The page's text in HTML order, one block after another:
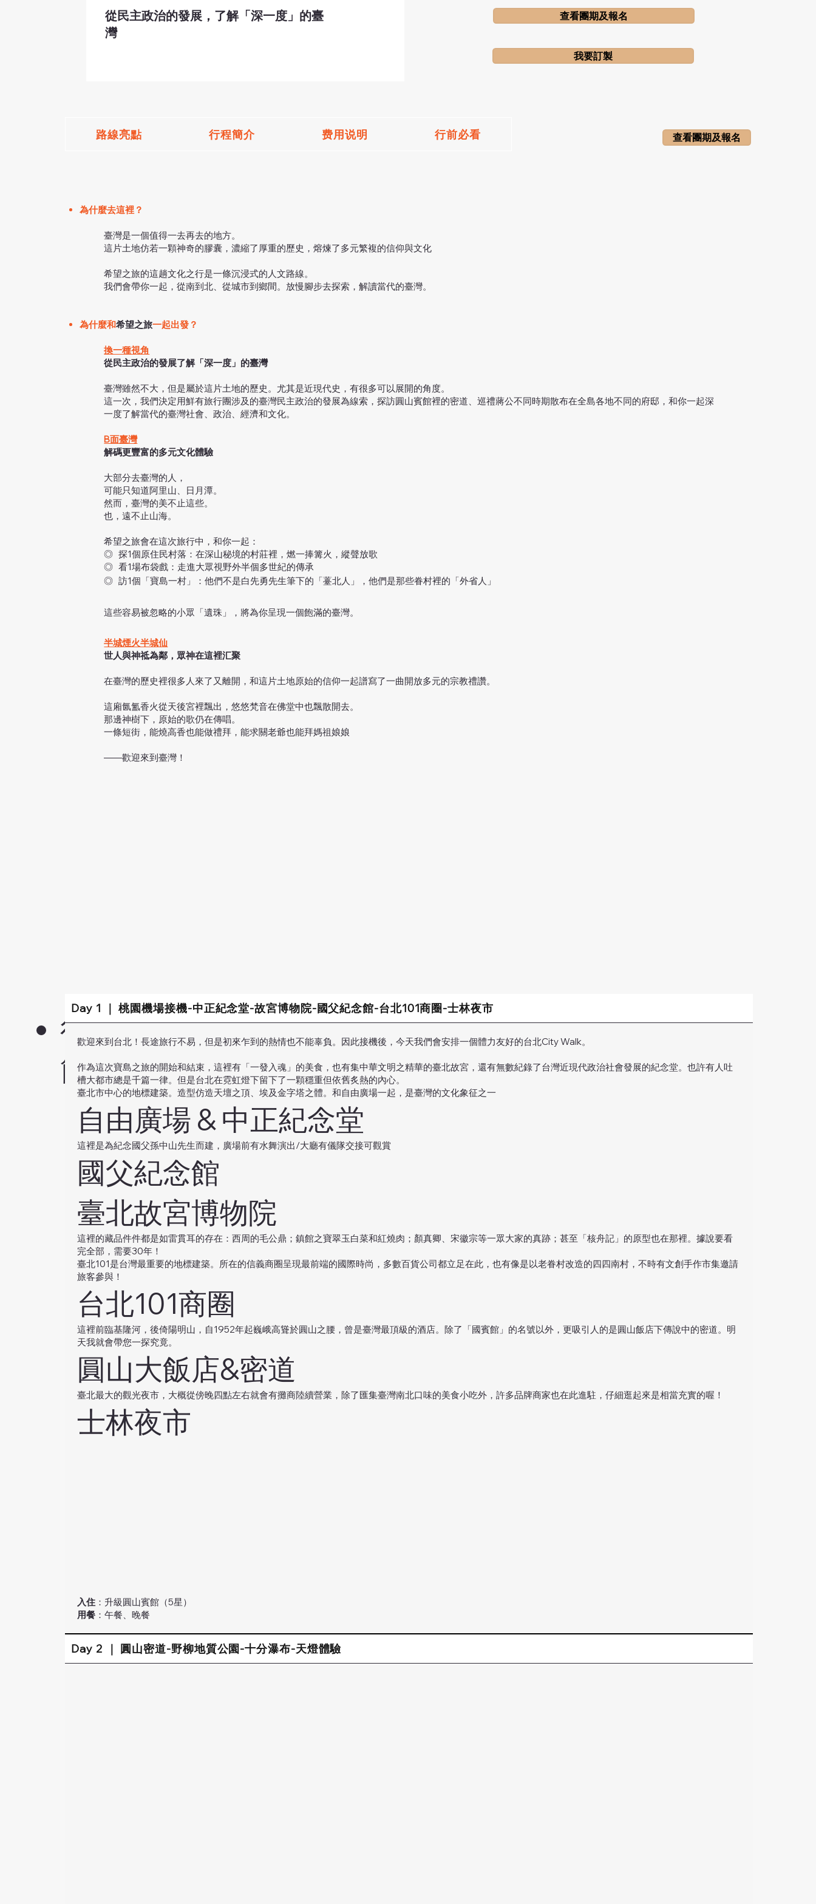
查看團期及報名
我要訂製
從民主政治的發展，了解「深一度」的臺
灣
為什麼去這裡？
臺灣是一個值得一去再去的地方。
這片土地仿若一顆神奇的膠囊，濃縮了厚重的歷史，熔煉了多元繁複的信仰與文化
希望之旅的這趟文化之行是一條沉浸式的人文路線。
我們會帶你一起，從南到北、從城市到鄉間。放慢腳步去探索，解讀當代的臺灣。
為什麼和希望之旅一起出發？
換一種視角
從民主政治的發展了解「深一度」的臺灣
臺灣雖然不大，但是屬於這片土地的歷史。尤其是近現代史，有很多可以展開的角度。
這一次，我們決定用鮮有旅行團涉及的臺灣民主政治的發展為線索，探訪圓山賓館裡的密道、巡禮蔣公不同時期散布在全島各地不同的府邸，和你一起深
一度了解當代的臺灣社會、政治、經濟和文化。
B面臺灣
解碼更豐富的多元文化體驗
大部分去臺灣的人，
可能只知道阿里山、日月潭。
然而，臺灣的美不止這些。
也，遠不止山海。
希望之旅會在這次旅行中，和你一起：
◎ 探1個原住民村落：在深山秘境的村莊裡，燃一捧篝火，縱聲放歌
◎ 看1場布袋戲：走進大眾視野外半個多世紀的傳承
◎ 訪1個「寶島一村」：他們不是白先勇先生筆下的「薹北人」，他們是那些眷村裡的「外省人」
這些容易被忽略的小眾「遺珠」，將為你呈現一個飽滿的臺灣。
半城煙火半城仙
世人與神祗為鄰，眾神在這裡汇聚
在臺灣的歷史裡很多人來了又離開，和這片土地原始的信仰一起譜寫了一曲開放多元的宗教禮讚。
這廂氤氳香火從天後宮裡飄出，悠悠梵音在佛堂中也飄散開去。
那邊神樹下，原始的歌仍在傳唱。
一條短街，能燒高香也能做禮拜，能求關老爺也能拜媽祖娘娘
——歡迎來到臺灣！
行程
簡介
Day 1 ｜ 桃園機場接機-中正紀念堂-故宮博物院-國父紀念館-台北101商圈-士林夜市
歡迎來到台北！長途旅行不易，但是初來乍到的熱情也不能辜負。因此接機後，今天我們會安排一個體力友好的台北City Walk。
作為這次寶島之旅的開始和結束，這裡有「一發入魂」的美食，也有集中華文明之精華的臺北故宮，還有無數紀錄了台灣近現代政治社會發展的紀念堂。也許有人吐
槽大都市總是千篇一律。但是台北在霓虹燈下留下了一顆穩重但依舊炙熱的內心。
臺北市中心的地標建築。造型仿造天壇之頂、埃及金字塔之體。和自由廣場一起，是臺灣的文化象征之一
自由廣場 & 中正紀念堂
這裡是為紀念國父孫中山先生而建，廣場前有水舞演出/大廳有儀隊交接可觀賞
國父紀念館
臺北故宮博物院
這裡的藏品件件都是如雷貫耳的存在：西周的毛公鼎；鎮館之寶翠玉白菜和紅燒肉；顏真卿、宋徽宗等一眾大家的真跡；甚至「核舟記」的原型也在那裡。據說要看
完全部，需要30年！
臺北101是台灣最重要的地標建築。所在的信義商圈呈現最前端的國際時尚，多數百貨公司都立足在此，也有像是以老眷村改造的四四南村，不時有文創手作市集邀請
旅客參與！
台北101商圈
這裡前臨基隆河，後倚陽明山，自1952年起巍峨高聳於圓山之腰，曾是臺灣最頂級的酒店。除了「國賓館」的名號以外，更吸引人的是圓山飯店下傳說中的密道。明
天我就會帶您一探究竟。
圓山大飯店&密道
臺北最大的觀光夜市，大概從傍晚四點左右就會有攤商陸續營業，除了匯集臺灣南北口味的美食小吃外，許多品牌商家也在此進駐，仔細逛起來是相當充實的喔！
士林夜市
入住 ：升級圓山賓館（5星）
用餐 ：午餐、晚餐
Day 2 ｜ 圓山密道-野柳地質公園-十分瀑布-天燈體驗
路線亮點 行程簡介 费用说明 行前必看 查看團期及報名